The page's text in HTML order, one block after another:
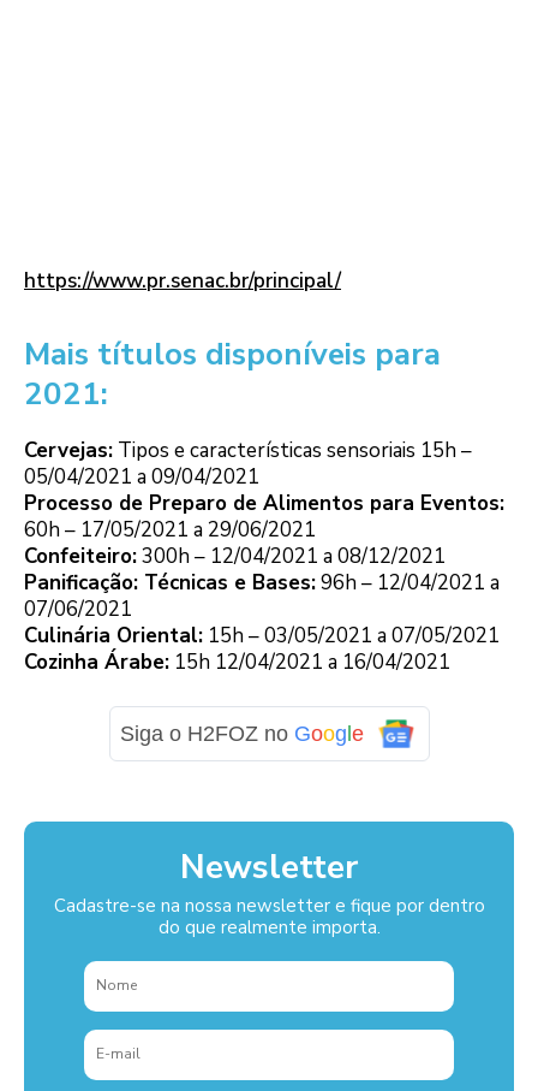
https://www.pr.senac.br/principal/
Mais títulos disponíveis para
2021:
Cervejas: Tipos e características sensoriais 15h –
05/04/2021 a 09/04/2021
Processo de Preparo de Alimentos para Eventos:
60h – 17/05/2021 a 29/06/2021
Confeiteiro:300h – 12/04/2021 a 08/12/2021
Panificação: Técnicas e Bases:96h – 12/04/2021 a
07/06/2021
Culinária Oriental: 15h – 03/05/2021 a 07/05/2021
Cozinha Árabe: 15h 12/04/2021 a 16/04/2021
Siga o H2FOZ no Goog e
Newsletter
Cadastre-se na nossa newsletter e fique por dentro
do que realmente importa.